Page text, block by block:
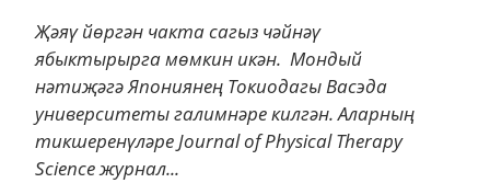
Җәяү йөргән чакта сагыз чәйнәү
ябыктырырга мөмкин икән. Мондый
нәтиҗәгә Япониянең Токиодагы Васэда
университеты галимнәре килгән. Аларның
тикшеренүләре Journal of Physical Therapy
Science журнал...